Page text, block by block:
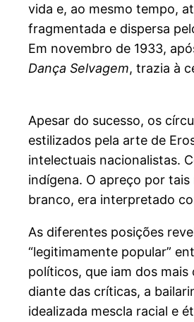
vida e, ao mesmo tempo,
fragmentada e dispersa
Em novembro de 1933,
Dança Selvagem, trazia à
Apesar do sucesso, os
estilizados pela arte de
intelectuais nacionalistas.
indígena. O apreço por
branco, era interpretado
As diferentes posições
“legitimamente popular”
políticos, que iam dos
diante das críticas, a
idealizada mescla racial e